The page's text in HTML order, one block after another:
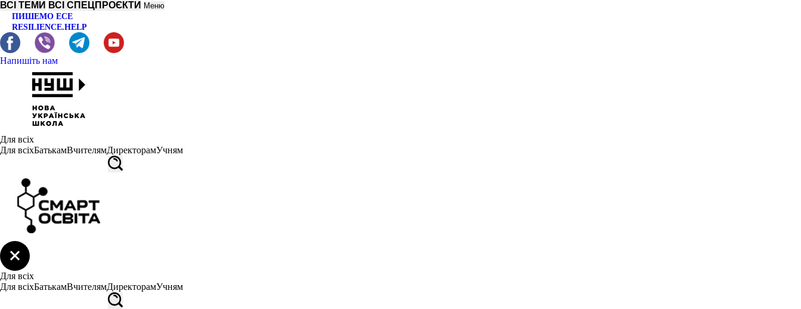
ВСІ ТЕМИ ВСІ СПЕЦПРОЄКТИ Меню
ПИШЕМО ЕСЕ
RESILIENCE.HELP
Напишіть нам
Для всіх
Для всіхБатькамВчителямДиректорамУчням
Для всіх
Для всіхБатькамВчителямДиректорамУчням